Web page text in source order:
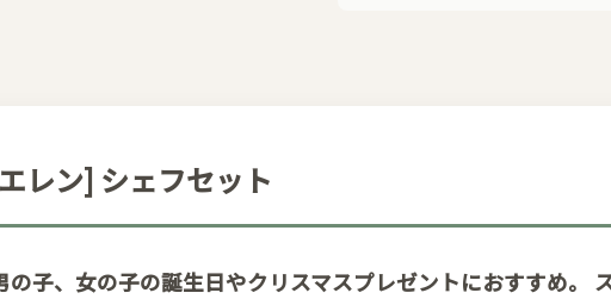
レン] シェフセット
の子、女の子の誕生日やクリスマスプレゼントにおすすめ。